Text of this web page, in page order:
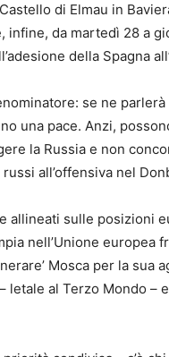
di Elmau in
infine, da martedì 28 a
della Spagna
se ne
una pace. Anzi,
la Russia e non
all’offensiva nel
allineati sulle posizioni
nell’Unione europea
Mosca per la sua
al Terzo Mondo – e